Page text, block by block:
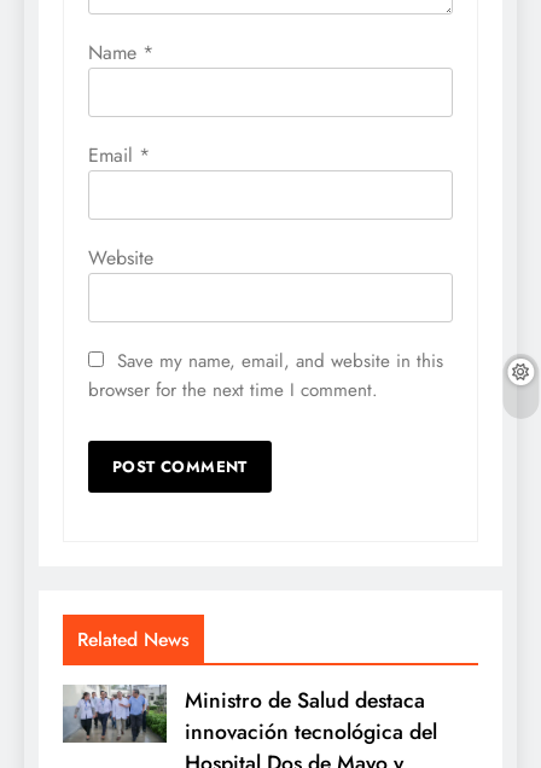
Name *
Email *
Website
Save my name, email, and website in this
browser for the next time I comment.
Related News
Ministro de Salud destaca
innovación tecnológica del